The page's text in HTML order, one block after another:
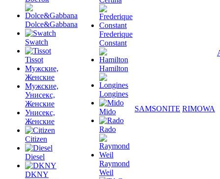
Dolce&Gabbana
Swatch
Tissot
Мужские,
Женские
Мужские,
Унисекс,
Женские
Унисекс,
Женские
Citizen
Diesel
DKNY
Frederique
Constant
Hamilton
Longines
Mido
Rado
Raymond
Weil
SAMSONITE RIMOWA